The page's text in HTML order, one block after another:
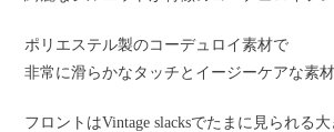
ポリエステル製のコーデュロイ素材で
非常に滑らかなタッチとイージーケアな素材
フロントはVintage slacksでたまに見られる